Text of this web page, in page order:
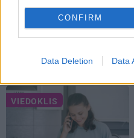
CONFIRM
Data Deletion Data
Džilindžera mīļoto
piemeklējušas
VIEDOKLIS